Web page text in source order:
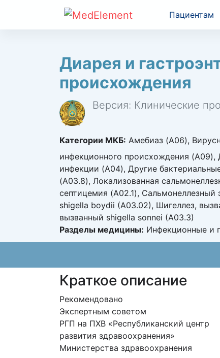
Пациентам
Диарея и
происхождения
Версия: Клинические
Категории МКБ: Амебиаз (A06),
инфекционного происхождения (A09),
инфекции (A04), Другие
(A03.8), Локализованная
септицемия (A02.1),
shigella boydii (A03.02), Шигеллез,
вызванный shigella sonnei (A03.3)
Разделы медицины: Инфекционные и
Краткое описание
Рекомендовано
Экспертным советом
РГП на ПХВ «Республиканский центр
развития здравоохранения»
Министерства здравоохранения